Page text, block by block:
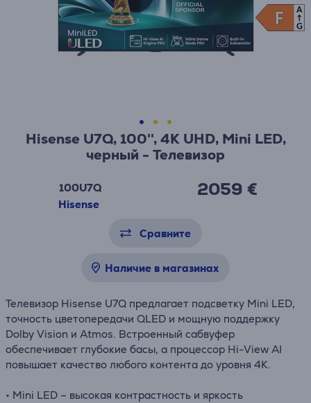
Hisense U7Q, 100'', 4K UHD, Mini LED,
черный - Телевизор
100U7Q
Hisense
2059 €
Сравните
Наличие в магазинах
Телевизор Hisense U7Q предлагает подсветку Mini LED,
точность цветопередачи QLED и мощную поддержку
Dolby Vision и Atmos. Встроенный сабвуфер
обеспечивает глубокие басы, а процессор Hi-View AI
повышает качество любого контента до уровня 4K.
• Mini LED – высокая контрастность и яркость
F
F
A
G